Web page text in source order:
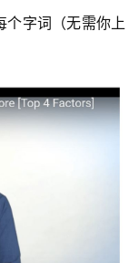
个字词（无需你上